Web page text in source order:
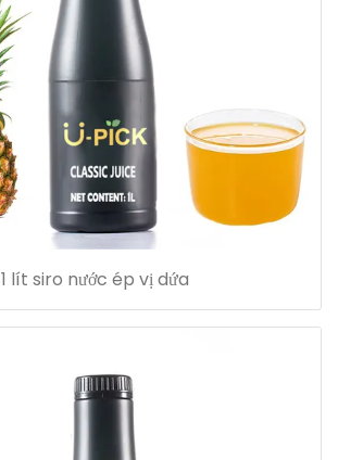
1 lít siro nước ép vị dứa